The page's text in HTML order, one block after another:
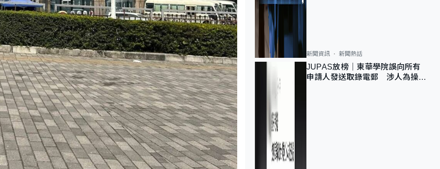
新聞資訊 新聞熱話
JUPAS放榜｜東華學院誤向所有
申請人發送取錄電郵 涉人為操作